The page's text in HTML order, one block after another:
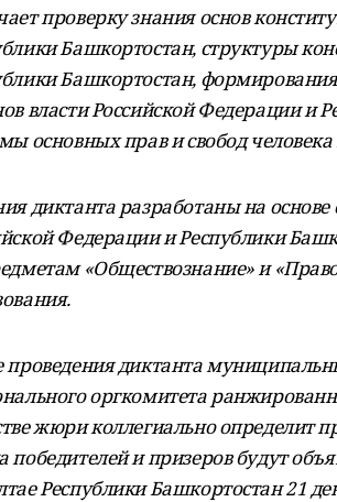
проверку знания основ
Башкортостан, структуры
Башкортостан,
власти Российской Федерации и
основных прав и свобод
диктанта разработаны на
Федерации и Республики
«Обществознание» и
проведения диктанта
оргкомитета
жюри коллегиально определит
победителей и призеров будут
Республики Башкортостан 21